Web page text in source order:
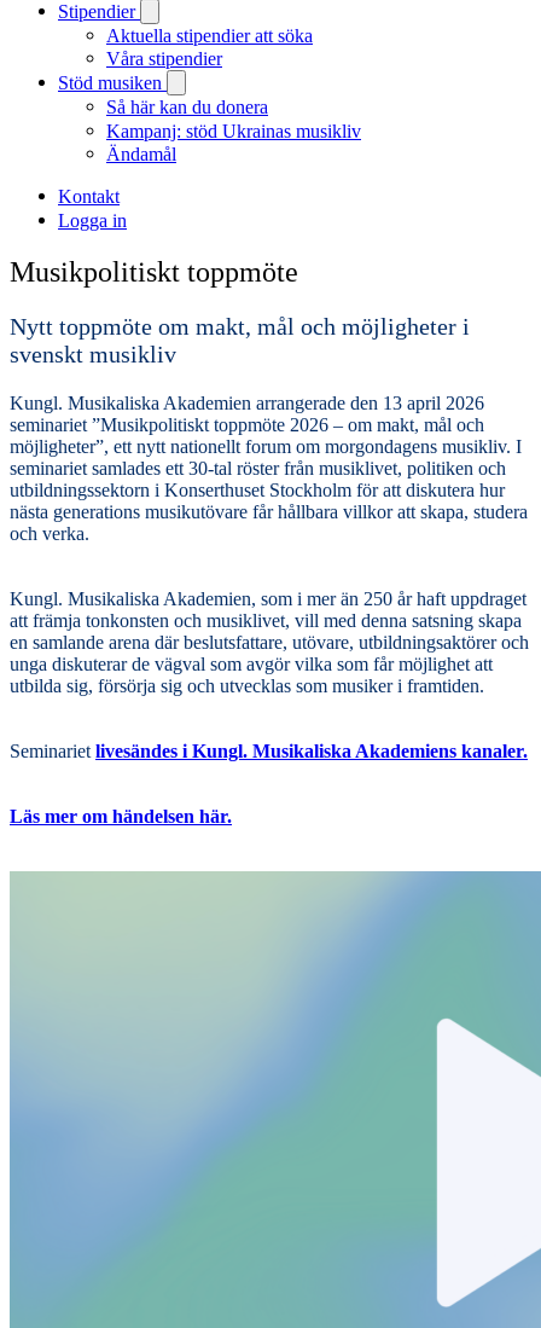
Stipendier
Aktuella stipendier att söka
Våra stipendier
Stöd musiken
Så här kan du donera
Kampanj: stöd Ukrainas musikliv
Ändamål
Kontakt
Logga in
Musikpolitiskt toppmöte
Nytt toppmöte om makt, mål och möjligheter i
svenskt musikliv
Kungl. Musikaliska Akademien arrangerade den 13 april 2026
seminariet ”Musikpolitiskt toppmöte 2026 – om makt, mål och
möjligheter”, ett nytt nationellt forum om morgondagens musikliv. I
seminariet samlades ett 30‑tal röster från musiklivet, politiken och
utbildningssektorn i Konserthuset Stockholm för att diskutera hur
nästa generations musikutövare får hållbara villkor att skapa, studera
och verka.​
Kungl. Musikaliska Akademien, som i mer än 250 år haft uppdraget
att främja tonkonsten och musiklivet, vill med denna satsning skapa
en samlande arena där beslutsfattare, utövare, utbildningsaktörer och
unga diskuterar de vägval som avgör vilka som får möjlighet att
utbilda sig, försörja sig och utvecklas som musiker i framtiden.​
Seminariet livesändes i Kungl. Musikaliska Akademiens kanaler.
Läs mer om händelsen här.